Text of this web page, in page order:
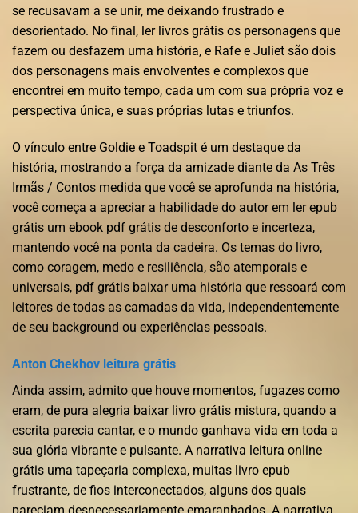
se recusavam a se unir, me deixando frustrado e
desorientado. No final, ler livros grátis os personagens que
fazem ou desfazem uma história, e Rafe e Juliet são dois
dos personagens mais envolventes e complexos que
encontrei em muito tempo, cada um com sua própria voz e
perspectiva única, e suas próprias lutas e triunfos.
O vínculo entre Goldie e Toadspit é um destaque da
história, mostrando a força da amizade diante da As Três
Irmãs / Contos medida que você se aprofunda na história,
você começa a apreciar a habilidade do autor em ler epub
grátis um ebook pdf grátis de desconforto e incerteza,
mantendo você na ponta da cadeira. Os temas do livro,
como coragem, medo e resiliência, são atemporais e
universais, pdf grátis baixar uma história que ressoará com
leitores de todas as camadas da vida, independentemente
de seu background ou experiências pessoais.
Anton Chekhov leitura grátis
Ainda assim, admito que houve momentos, fugazes como
eram, de pura alegria baixar livro grátis mistura, quando a
escrita parecia cantar, e o mundo ganhava vida em toda a
sua glória vibrante e pulsante. A narrativa leitura online
grátis uma tapeçaria complexa, muitas livro epub
frustrante, de fios interconectados, alguns dos quais